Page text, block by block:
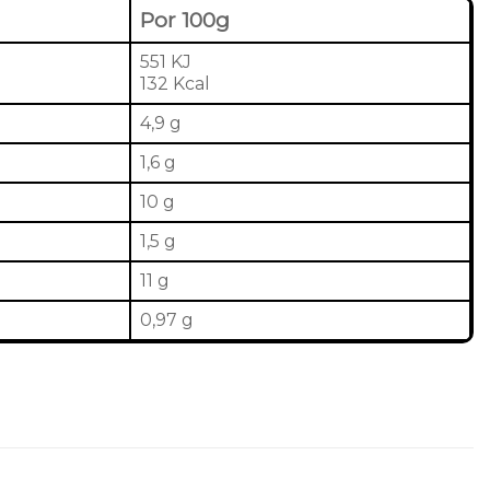
Por 100g
551 KJ
132 Kcal
4,9 g
1,6 g
10 g
1,5 g
11 g
0,97 g